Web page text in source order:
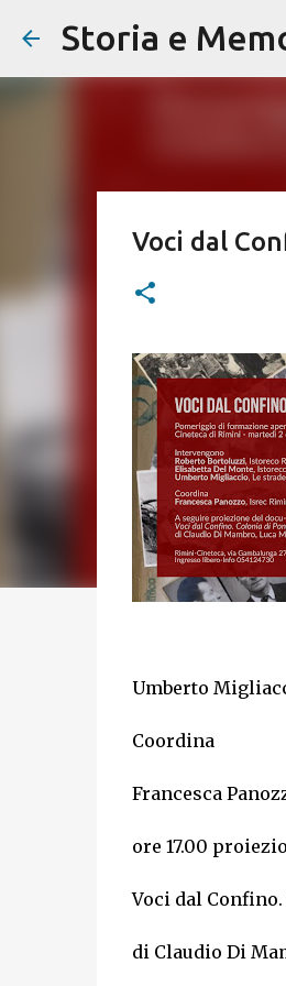
Storia e
Voci dal
Umberto
Coordina
Francesca
ore 17.00
Voci dal Confino.
di Claudio Di